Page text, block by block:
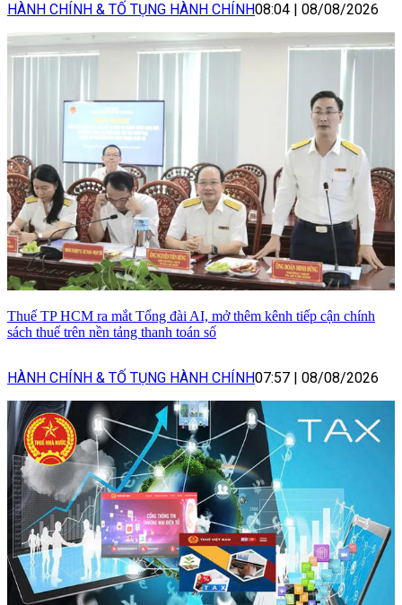
HÀNH CHÍNH & TỐ TỤNG HÀNH CHÍNH08:04 08/08/2026
Thuế TP HCM ra mắt Tổng đài AI, mở thêm kênh tiếp cận chính
sách thuế trên nền tảng thanh toán số
HÀNH CHÍNH & TỐ TỤNG HÀNH CHÍNH07:57 08/08/2026